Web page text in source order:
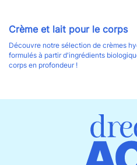
Crème et lait pour le corps
Découvre notre sélection de crèmes
formulés à partir d'ingrédients
corps en profondeur !